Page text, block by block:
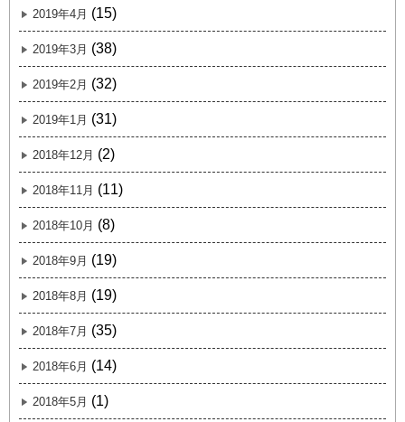
2019年4月 (15)
2019年3月 (38)
2019年2月 (32)
2019年1月 (31)
2018年12月 (2)
2018年11月 (11)
2018年10月 (8)
2018年9月 (19)
2018年8月 (19)
2018年7月 (35)
2018年6月 (14)
2018年5月 (1)